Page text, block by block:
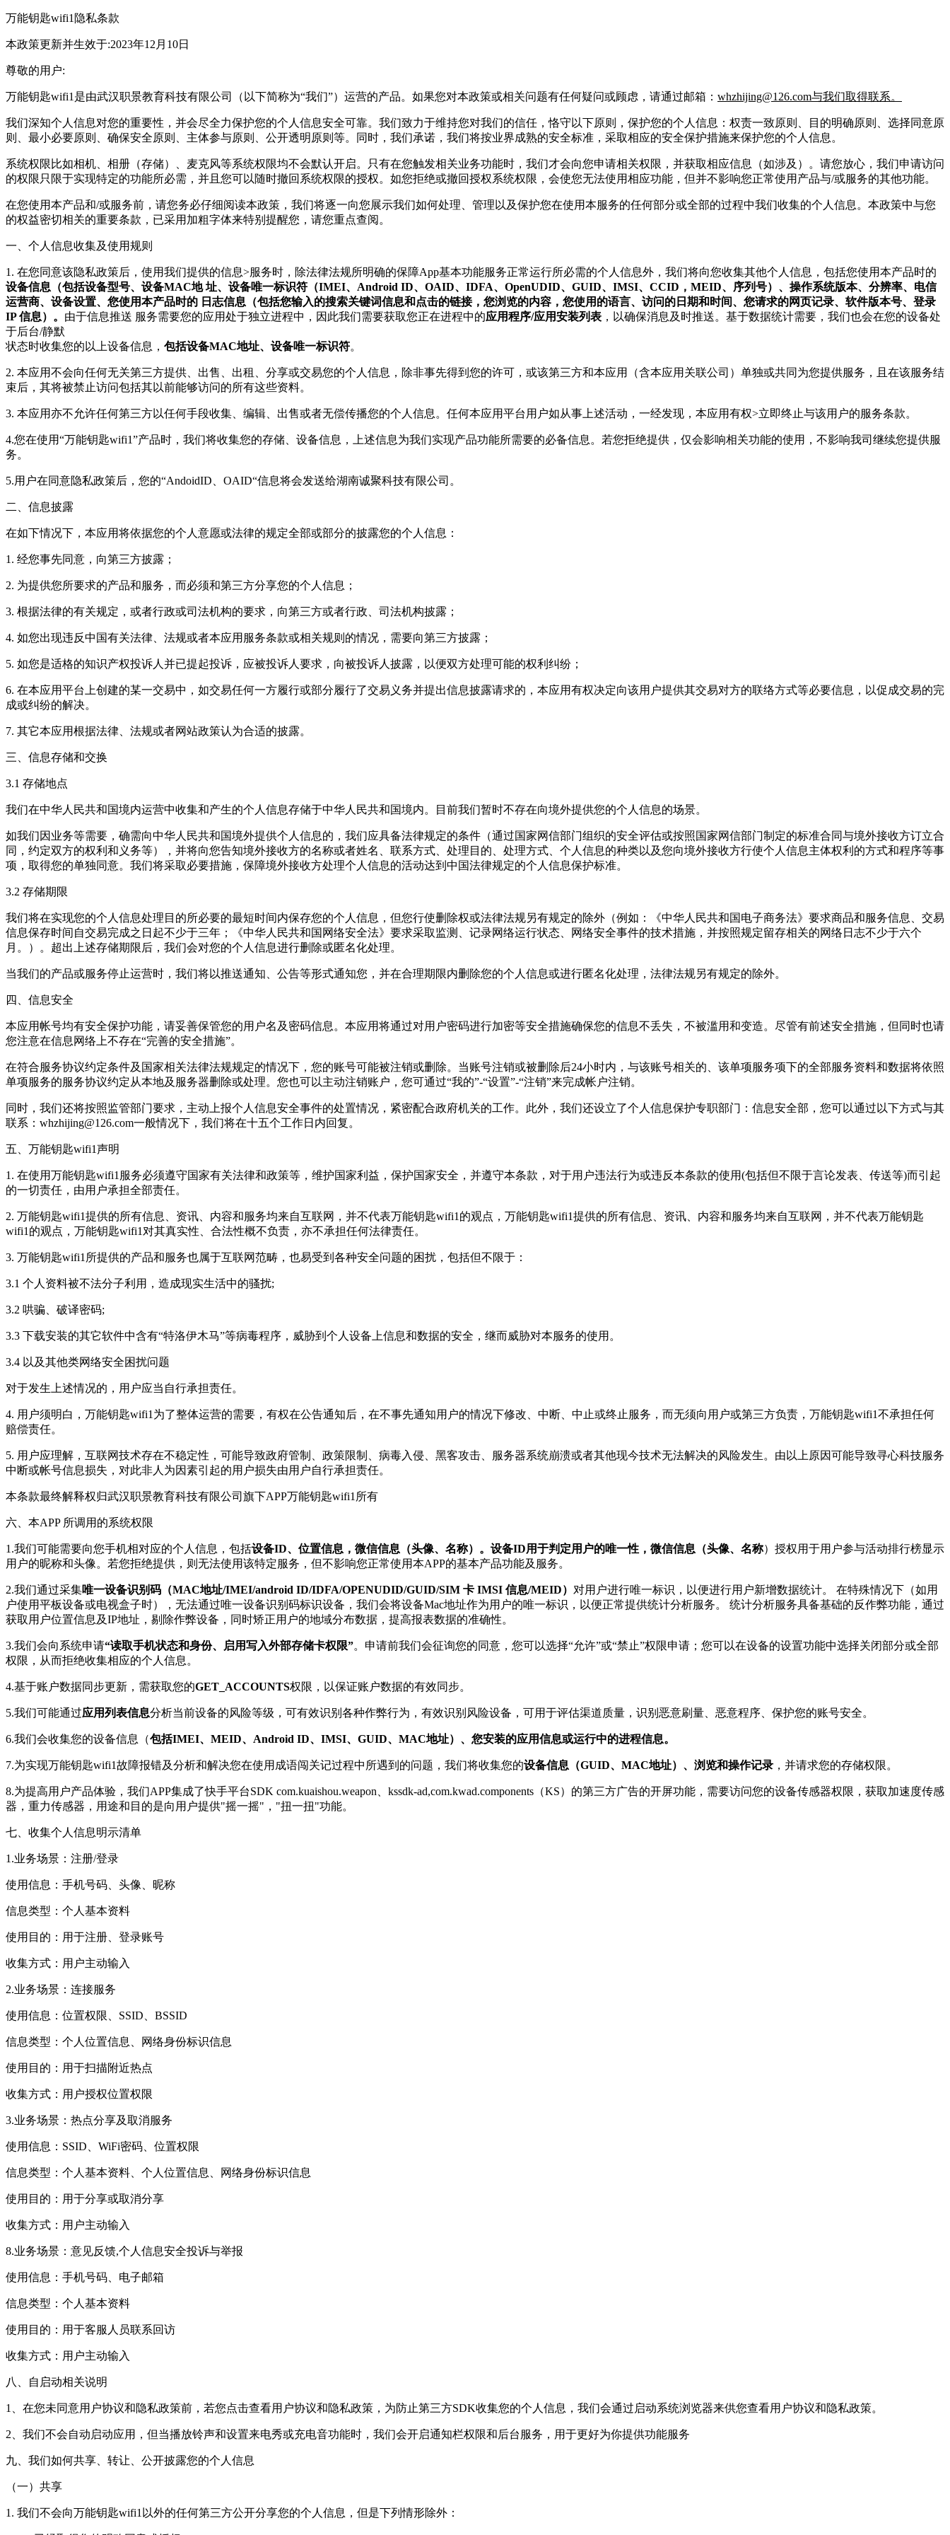
万能钥匙wifi1隐私条款
本政策更新并生效于:2023年12月10日
尊敬的用户:
万能钥匙wifi1是由武汉职景教育科技有限公司（以下简称为“我们”）运营的产品。如果您对本政策或相关问题有任何疑问或顾虑，请通过邮箱： whzhijing@126.com与我们取得联系。
我们深知个人信息对您的重要性，并会尽全力保护您的个人信息安全可靠。我们致力于维持您对我们的信任，恪守以下原则，保护您的个人信息：权责一致原则、目的明确原则、选择同意原
则、最小必要原则、确保安全原则、主体参与原则、公开透明原则等。同时，我们承诺，我们将按业界成熟的安全标准，采取相应的安全保护措施来保护您的个人信息。
系统权限比如相机、相册（存储）、麦克风等系统权限均不会默认开启。只有在您触发相关业务功能时，我们才会向您申请相关权限，并获取相应信息（如涉及）。请您放心，我们申请访问
的权限只限于实现特定的功能所必需，并且您可以随时撤回系统权限的授权。如您拒绝或撤回授权系统权限，会使您无法使用相应功能，但并不影响您正常使用产品与/或服务的其他功能。
在您使用本产品和/或服务前，请您务必仔细阅读本政策，我们将逐一向您展示我们如何处理、管理以及保护您在使用本服务的任何部分或全部的过程中我们收集的个人信息。本政策中与您
的权益密切相关的重要条款，已采用加粗字体来特别提醒您，请您重点查阅。
一、个人信息收集及使用规则
1. 在您同意该隐私政策后，使用我们提供的信息>服务时，除法律法规所明确的保障App基本功能服务正常运行所必需的个人信息外，我们将向您收集其他个人信息，包括您使用本产品时的
设备信息（包括设备型号、设备MAC地 址、设备唯一标识符（IMEI、Android ID、OAID、IDFA、OpenUDID、GUID、IMSI、CCID，MEID、序列号）、操作系统版本、分辨率、电信
运营商、设备设置、您使用本产品时的 日志信息（包括您输入的搜索关键词信息和点击的链接，您浏览的内容，您使用的语言、访问的日期和时间、您请求的网页记录、软件版本号、登录
IP 信息）。 由于信息推送 服务需要您的应用处于独立进程中，因此我们需要获取您正在进程中的应用程序/应用安装列表 ，以确保消息及时推送。基于数据统计需要，我们也会在您的设备处
于后台/静默
状态时收集您的以上设备信息， 包括设备MAC地址、设备唯一标识符。
2. 本应用不会向任何无关第三方提供、出售、出租、分享或交易您的个人信息，除非事先得到您的许可，或该第三方和本应用（含本应用关联公司）单独或共同为您提供服务，且在该服务结
束后，其将被禁止访问包括其以前能够访问的所有这些资料。
3. 本应用亦不允许任何第三方以任何手段收集、编辑、出售或者无偿传播您的个人信息。任何本应用平台用户如从事上述活动，一经发现，本应用有权>立即终止与该用户的服务条款。
4.您在使用“万能钥匙wifi1”产品时，我们将收集您的存储、设备信息，上述信息为我们实现产品功能所需要的必备信息。若您拒绝提供，仅会影响相关功能的使用，不影响我司继续您提供服
务。
5.用户在同意隐私政策后，您的“AndoidID、OAID“信息将会发送给湖南诚聚科技有限公司。
二、信息披露
在如下情况下，本应用将依据您的个人意愿或法律的规定全部或部分的披露您的个人信息：
1. 经您事先同意，向第三方披露；
2. 为提供您所要求的产品和服务，而必须和第三方分享您的个人信息；
3. 根据法律的有关规定，或者行政或司法机构的要求，向第三方或者行政、司法机构披露；
4. 如您出现违反中国有关法律、法规或者本应用服务条款或相关规则的情况，需要向第三方披露；
5. 如您是适格的知识产权投诉人并已提起投诉，应被投诉人要求，向被投诉人披露，以便双方处理可能的权利纠纷；
6. 在本应用平台上创建的某一交易中，如交易任何一方履行或部分履行了交易义务并提出信息披露请求的，本应用有权决定向该用户提供其交易对方的联络方式等必要信息，以促成交易的完
成或纠纷的解决。
7. 其它本应用根据法律、法规或者网站政策认为合适的披露。
三、信息存储和交换
3.1 存储地点
我们在中华人民共和国境内运营中收集和产生的个人信息存储于中华人民共和国境内。目前我们暂时不存在向境外提供您的个人信息的场景。
如我们因业务等需要，确需向中华人民共和国境外提供个人信息的，我们应具备法律规定的条件（通过国家网信部门组织的安全评估或按照国家网信部门制定的标准合同与境外接收方订立合
同，约定双方的权利和义务等），并将向您告知境外接收方的名称或者姓名、联系方式、处理目的、处理方式、个人信息的种类以及您向境外接收方行使个人信息主体权利的方式和程序等事
项，取得您的单独同意。我们将采取必要措施，保障境外接收方处理个人信息的活动达到中国法律规定的个人信息保护标准。
3.2 存储期限
我们将在实现您的个人信息处理目的所必要的最短时间内保存您的个人信息，但您行使删除权或法律法规另有规定的除外（例如：《中华人民共和国电子商务法》要求商品和服务信息、交易
信息保存时间自交易完成之日起不少于三年；《中华人民共和国网络安全法》要求采取监测、记录网络运行状态、网络安全事件的技术措施，并按照规定留存相关的网络日志不少于六个
月。）。超出上述存储期限后，我们会对您的个人信息进行删除或匿名化处理。
当我们的产品或服务停止运营时，我们将以推送通知、公告等形式通知您，并在合理期限内删除您的个人信息或进行匿名化处理，法律法规另有规定的除外。
四、信息安全
本应用帐号均有安全保护功能，请妥善保管您的用户名及密码信息。本应用将通过对用户密码进行加密等安全措施确保您的信息不丢失，不被滥用和变造。尽管有前述安全措施，但同时也请
您注意在信息网络上不存在“完善的安全措施”。
在符合服务协议约定条件及国家相关法律法规规定的情况下，您的账号可能被注销或删除。当账号注销或被删除后24小时内，与该账号相关的、该单项服务项下的全部服务资料和数据将依照
单项服务的服务协议约定从本地及服务器删除或处理。您也可以主动注销账户，您可通过“我的”-“设置”-“注销”来完成帐户注销。
同时，我们还将按照监管部门要求，主动上报个人信息安全事件的处置情况，紧密配合政府机关的工作。此外，我们还设立了个人信息保护专职部门：信息安全部，您可以通过以下方式与其
联系：whzhijing@126.com一般情况下，我们将在十五个工作日内回复。
五、万能钥匙wifi1声明
1. 在使用万能钥匙wifi1服务必须遵守国家有关法律和政策等，维护国家利益，保护国家安全，并遵守本条款，对于用户违法行为或违反本条款的使用(包括但不限于言论发表、传送等)而引起
的一切责任，由用户承担全部责任。
2. 万能钥匙wifi1提供的所有信息、资讯、内容和服务均来自互联网，并不代表万能钥匙wifi1的观点，万能钥匙wifi1提供的所有信息、资讯、内容和服务均来自互联网，并不代表万能钥匙
wifi1的观点，万能钥匙wifi1对其真实性、合法性概不负责，亦不承担任何法律责任。
3. 万能钥匙wifi1所提供的产品和服务也属于互联网范畴，也易受到各种安全问题的困扰，包括但不限于：
3.1 个人资料被不法分子利用，造成现实生活中的骚扰;
3.2 哄骗、破译密码;
3.3 下载安装的其它软件中含有“特洛伊木马”等病毒程序，威胁到个人设备上信息和数据的安全，继而威胁对本服务的使用。
3.4 以及其他类网络安全困扰问题
对于发生上述情况的，用户应当自行承担责任。
4. 用户须明白，万能钥匙wifi1为了整体运营的需要，有权在公告通知后，在不事先通知用户的情况下修改、中断、中止或终止服务，而无须向用户或第三方负责，万能钥匙wifi1不承担任何
赔偿责任。
5. 用户应理解，互联网技术存在不稳定性，可能导致政府管制、政策限制、病毒入侵、黑客攻击、服务器系统崩溃或者其他现今技术无法解决的风险发生。由以上原因可能导致寻心科技服务
中断或帐号信息损失，对此非人为因素引起的用户损失由用户自行承担责任。
本条款最终解释权归武汉职景教育科技有限公司旗下APP万能钥匙wifi1所有
六、本APP 所调用的系统权限
1.我们可能需要向您手机相对应的个人信息，包括设备ID、位置信息，微信信息（头像、名称）。设备ID用于判定用户的唯一性，微信信息（头像、名称）授权用于用户参与活动排行榜显示
用户的昵称和头像。若您拒绝提供，则无法使用该特定服务，但不影响您正常使用本APP的基本产品功能及服务。
2.我们通过采集唯一设备识别码（MAC地址/IMEI/android ID/IDFA/OPENUDID/GUID/SIM 卡 IMSI 信息/MEID） 对用户进行唯一标识，以便进行用户新增数据统计。 在特殊情况下（如用
户使用平板设备或电视盒子时），无法通过唯一设备识别码标识设备，我们会将设备Mac地址作为用户的唯一标识，以便正常提供统计分析服务。 统计分析服务具备基础的反作弊功能，通过
获取用户位置信息及IP地址，剔除作弊设备，同时矫正用户的地域分布数据，提高报表数据的准确性。
3.我们会向系统申请“读取手机状态和身份、启用写入外部存储卡权限”。申请前我们会征询您的同意，您可以选择“允许”或“禁止”权限申请；您可以在设备的设置功能中选择关闭部分或全部
权限，从而拒绝收集相应的个人信息。
4.基于账户数据同步更新，需获取您的GET_ACCOUNTS权限，以保证账户数据的有效同步。
5.我们可能通过应用列表信息分析当前设备的风险等级，可有效识别各种作弊行为，有效识别风险设备，可用于评估渠道质量，识别恶意刷量、恶意程序、保护您的账号安全。
6.我们会收集您的设备信息（包括IMEI、MEID、Android ID、IMSI、GUID、MAC地址）、您安装的应用信息或运行中的进程信息。
7.为实现万能钥匙wifi1故障报错及分析和解决您在使用成语闯关记过程中所遇到的问题，我们将收集您的设备信息（GUID、MAC地址）、浏览和操作记录 ，并请求您的存储权限。
8.为提高用户产品体验，我们APP集成了快手平台SDK com.kuaishou.weapon、kssdk-ad,com.kwad.components（KS）的第三方广告的开屏功能，需要访问您的设备传感器权限，获取加速度传感
器，重力传感器，用途和目的是向用户提供"摇一摇"，"扭一扭"功能。
七、收集个人信息明示清单
1.业务场景：注册/登录
使用信息：手机号码、头像、昵称
信息类型：个人基本资料
使用目的：用于注册、登录账号
收集方式：用户主动输入
2.业务场景：连接服务
使用信息：位置权限、SSID、BSSID
信息类型：个人位置信息、网络身份标识信息
使用目的：用于扫描附近热点
收集方式：用户授权位置权限
3.业务场景：热点分享及取消服务
使用信息：SSID、WiFi密码、位置权限
信息类型：个人基本资料、个人位置信息、网络身份标识信息
使用目的：用于分享或取消分享
收集方式：用户主动输入
8.业务场景：意见反馈,个人信息安全投诉与举报
使用信息：手机号码、电子邮箱
信息类型：个人基本资料
使用目的：用于客服人员联系回访
收集方式：用户主动输入
八、自启动相关说明
1、在您未同意用户协议和隐私政策前，若您点击查看用户协议和隐私政策，为防止第三方SDK收集您的个人信息，我们会通过启动系统浏览器来供您查看用户协议和隐私政策。
2、我们不会自动启动应用，但当播放铃声和设置来电秀或充电音功能时，我们会开启通知栏权限和后台服务，用于更好为你提供功能服务
九、我们如何共享、转让、公开披露您的个人信息
（一）共享
1. 我们不会向万能钥匙wifi1以外的任何第三方公开分享您的个人信息，但是下列情形除外：